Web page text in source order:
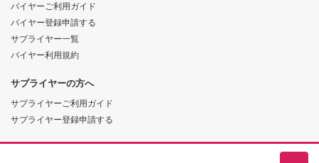
バイヤーご利用ガイド
バイヤー登録申請する
サプライヤー一覧
バイヤー利用規約
サプライヤーの方へ
サプライヤーご利用ガイド
サプライヤー登録申請する